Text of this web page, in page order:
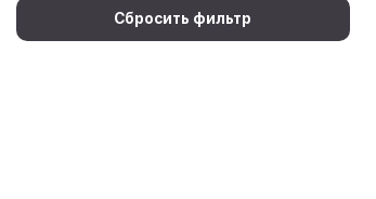
MANN
Сбросить фильтр